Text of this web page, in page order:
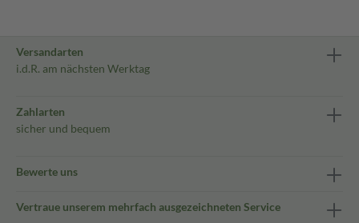
Versandarten
i.d.R. am nächsten Werktag
Zahlarten
sicher und bequem
Bewerte uns
Vertraue unserem mehrfach ausgezeichneten Service